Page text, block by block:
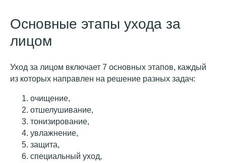
Основные этапы ухода за
лицом
Уход за лицом включает 7 основных этапов, каждый
из которых направлен на решение разных задач:
очищение,
отшелушивание,
тонизирование,
увлажнение,
защита,
специальный уход,